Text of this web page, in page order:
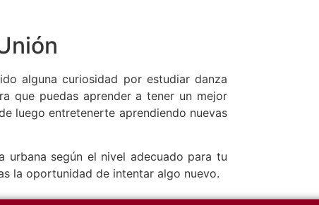
alguna curiosidad por estudiar danza
que puedas aprender a tener un mejor
luego entretenerte aprendiendo nuevas
urbana según el nivel adecuado para tu
la oportunidad de intentar algo nuevo.